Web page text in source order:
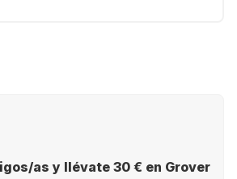
as y llévate 30 € en Grover